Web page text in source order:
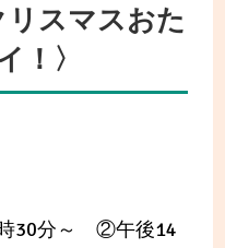
リスマスおた
！〉
30分～ ②午後14